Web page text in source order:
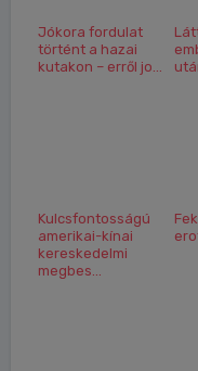
Jókora fordulat
történt a hazai
kutakon – erről jo...
Kulcsfontosságú
amerikai-kínai
kereskedelmi
megbes...